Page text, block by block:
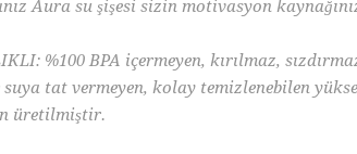
Aura su şişesi sizin motivasyon
%100 BPA içermeyen, kırılmaz,
suya tat vermeyen, kolay temizlenebilen
üretilmiştir.